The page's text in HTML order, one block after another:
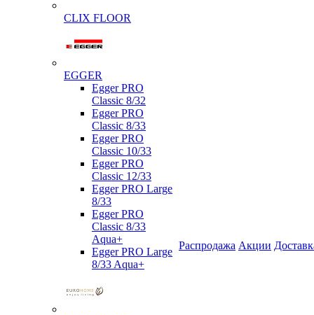
CLIX FLOOR
EGGER
Egger PRO
Classic 8/32
Egger PRO
Classic 8/33
Egger PRO
Classic 10/33
Egger PRO
Classic 12/33
Egger PRO Large
8/33
Egger PRO
Classic 8/33
Aqua+
Egger PRO Large
8/33 Aqua+
Распродажа Акции